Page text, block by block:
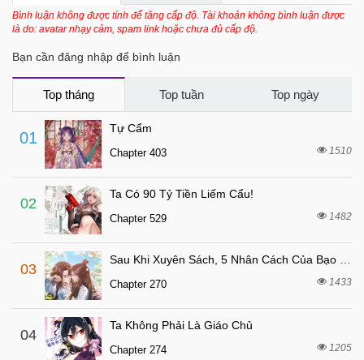
Chapter 103 4 tháng trước
4 tháng trước
Chapter 101
Chapter 100 4 tháng trước
Chapter 99
Chapter 98
Chapter 97
Chapter 96 4 tháng trước
Chapter 95
Chapter 94
Chapter 93
Chapter 92 4 tháng trước
Chapter 91 4 tháng trước
Bình luận không được tính để tăng cấp độ. Tài khoản không bình luận được
là do: avatar nhạy cảm, spam link hoặc chưa đủ cấp độ.
Bạn cần đăng nhập để bình luận
Top tháng Top tuần Top ngày
01
Tự Cẩm
Chapter 403 1510
02
Ta Có 90 Tỷ Tiền Liếm Cẩu!
Chapter 529 1482
03
Chapter 270 1433
04
Ta Không Phải Là Giáo Chủ
Chapter 274 1205